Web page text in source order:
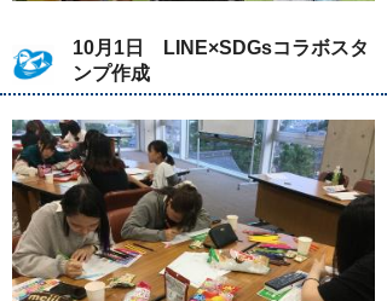
10月1日 LINE×SDGsコラボスタ
ンプ作成